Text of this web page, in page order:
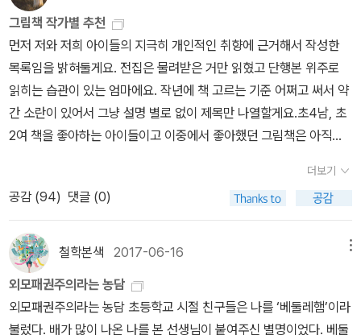
림책·어린글꽃을 여민 손길은 늘 껍데기(겉·치레)가 아닌 속(마음·알
맹이·고갱이)을 바라보자는 눈빛이고, 어린이부터 어른에 이르기까지
한결같이 푸른사랑으로 노래하는 하루일 적에 스스로 반짝이면서 아
름답게 이 별을 가꾼다는 이야기입니다. 누구나 마음으로 마주하며
동글동글하기에 동무요, 저마다 생각으로 꿈을 그리기에 사랑길을 즐
거우면서 씩씩하게 걸어간다는 삶을 부드러우면서 따뜻하게 펼쳤어
요. 싸움꾼 우두머리(대통령)를 상냥하게 나무라면서, 아흔 살에도 슬
기로운 어른 붓끝을 이 땅에 드리웠습니다.ㅅㄴㄹ※ 글쓴이숲노래(최
종규) : 우리말꽃(국어사전)을 쓰고 “말꽃 짓는 책숲”을 꾸리는 사람.
전》, 《새로 쓰는 겹말 꾸러미 사전》, 《새로 쓰는 우리말 꾸러미 사
전》, 《책숲마실》, 《우리말 수수께끼 동시》, 《우리말 동시 사전》, 《우
리말 글쓰기 사전》, 《이오덕 마음 읽기》, 《시골에서 살림 짓는 즐거
움》, 《마을에서 살려낸 우리말》, 《읽는 우리말 사전 1·2·3》 들을 썼
다. blog.naver.com/hbooklove
그림책 작가별 추천
먼저 저와 저희 아이들의 지극히 개인적인 취향에 근거해서 작성한
목록임을 밝혀둘게요. 전집은 물려받은 거만 읽혔고 단행본 위주로
읽히는 습관이 있는 엄마에요. 작년에 책 고르는 기준 어쩌고 써서 약
간 소란이 있어서 그냥 설명 별로 없이 제목만 나열할게요.초4남, 초
2여 책을 좋아하는 아이들이고 이중에서 좋아했던 그림책은 아직도
야 하는지 막막할 때 마쓰이 다다시가 쓴 <어린이와 그림책>을 먼저
읽어보시고 그림책을 고르는 법을 알아가면 좋아요. -칼데
콧, 뉴베리 등 유명 수상작을 찾아봐도 좋은데 상 받은 책이라고 우리
애들이 다 좋아하지는 않더라고요. 유명 작가들 책 중 인터넷 서점 판
매량 순으로 몇 권 보다가 아이랑 작가 취향이 맞으면 더 사줘도 좋고
요. 아무리 어려도 아이도 좋아하는 작가가 생기고요 나중엔 그림체
만 봐도 알더라고요. 1. 앤서니 브라운어린이들도 어른도 모두
더보기
공감 (94) 댓글 (0)
철학본색 2017-06-16
외모패권주의라는 농담
외모패권주의라는 농담 초등학교 시절 친구들은 나를 ‘베둘레햄’이라
불렀다. 배가 많이 나온 나를 본 선생님이 붙여주신 별명이었다. 베둘